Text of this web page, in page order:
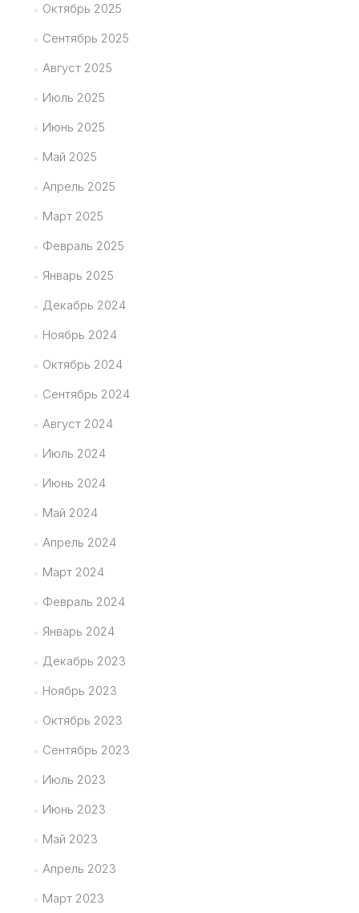
Октябрь 2025
Сентябрь 2025
Август 2025
Июль 2025
Июнь 2025
Май 2025
Апрель 2025
Март 2025
Февраль 2025
Январь 2025
Декабрь 2024
Ноябрь 2024
Октябрь 2024
Сентябрь 2024
Август 2024
Июль 2024
Июнь 2024
Май 2024
Апрель 2024
Март 2024
Февраль 2024
Январь 2024
Декабрь 2023
Ноябрь 2023
Октябрь 2023
Сентябрь 2023
Июль 2023
Июнь 2023
Май 2023
Апрель 2023
Март 2023